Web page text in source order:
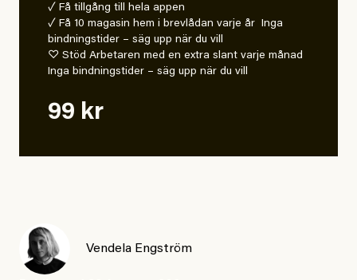
✓ Få tillgång till hela appen
✓ Få 10 magasin hem i brevlådan varje år Inga
bindningstider – säg upp när du vill
♡ Stöd Arbetaren med en extra slant varje månad
Inga bindningstider – säg upp när du vill
99 kr
Vendela Engström